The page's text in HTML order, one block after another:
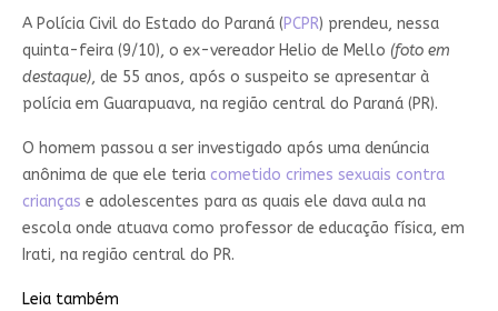
A Polícia Civil do Estado do Paraná (PCPR) prendeu, nessa
quinta-feira (9/10), o ex-vereador Helio de Mello (foto em
destaque), de 55 anos, após o suspeito se apresentar à
polícia em Guarapuava, na região central do Paraná (PR).
O homem passou a ser investigado após uma denúncia
anônima de que ele teria cometido crimes sexuais contra
crianças e adolescentes para as quais ele dava aula na
escola onde atuava como professor de educação física, em
Irati, na região central do PR.
Leia também